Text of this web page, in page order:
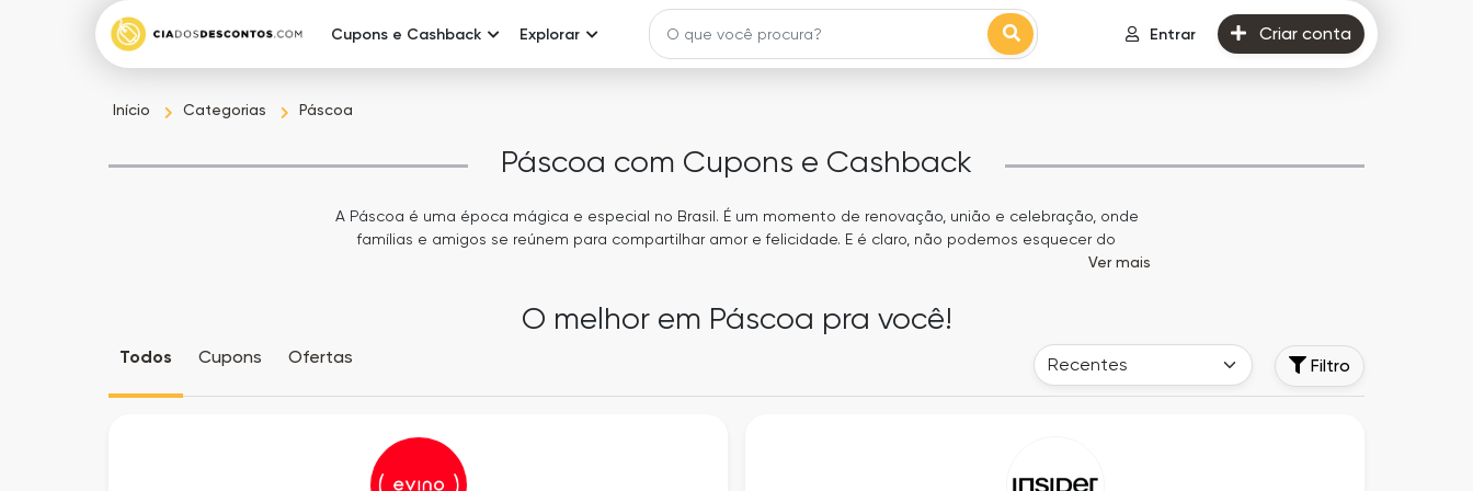
Cupons e Cashback Explorar Entrar Criar conta
Início Categorias Páscoa
Páscoa com Cupons e Cashback
A Páscoa é uma época mágica e especial no Brasil. É um momento de renovação, união e celebração, onde
famílias e amigos se reúnem para compartilhar amor e felicidade. E é claro, não podemos esquecer do
chocolate delicioso? Mas não se engane, a Páscoa é muito mais do que isso! É um momento para demonstrar
amor e carinho por aqueles que mais importam em nossas vidas, e para isso existem diversas opções de
preferências do presenteado. São cestas recheadas com chocolates, vinhos, queijos, biscoitos, frutas e outras
Ver mais
O melhor em Páscoa pra você!
Todos Cupons Ofertas Filtro